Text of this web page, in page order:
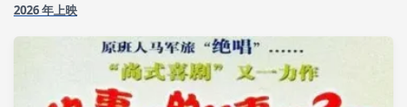
2026 年上映